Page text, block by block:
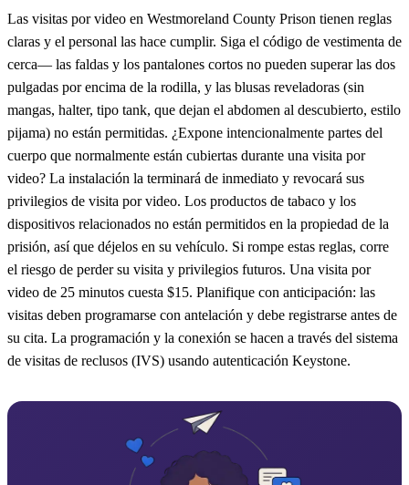
Las visitas por video en Westmoreland County Prison tienen reglas
claras y el personal las hace cumplir. Siga el código de vestimenta de
cerca— las faldas y los pantalones cortos no pueden superar las dos
pulgadas por encima de la rodilla, y las blusas reveladoras (sin
mangas, halter, tipo tank, que dejan el abdomen al descubierto, estilo
pijama) no están permitidas. ¿Expone intencionalmente partes del
cuerpo que normalmente están cubiertas durante una visita por
video? La instalación la terminará de inmediato y revocará sus
privilegios de visita por video. Los productos de tabaco y los
dispositivos relacionados no están permitidos en la propiedad de la
prisión, así que déjelos en su vehículo. Si rompe estas reglas, corre
el riesgo de perder su visita y privilegios futuros. Una visita por
video de 25 minutos cuesta $15. Planifique con anticipación: las
visitas deben programarse con antelación y debe registrarse antes de
su cita. La programación y la conexión se hacen a través del sistema
de visitas de reclusos (IVS) usando autenticación Keystone.